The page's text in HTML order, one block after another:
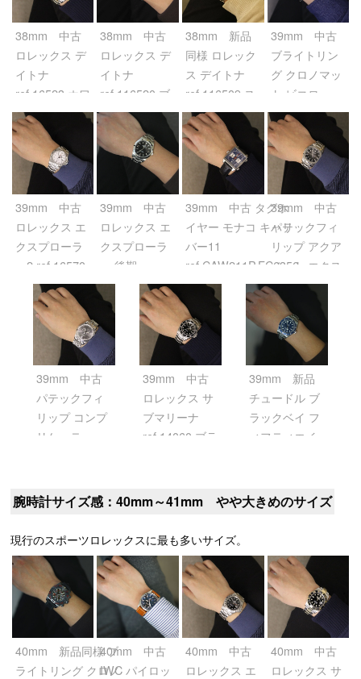
38mm 中古
ロレックス デ
イトナ
ref.16523 ホワ
イト
38mm 中古
ロレックス デ
イトナ
ref.116520 ブ
ラック
38mm 新品
同様 ロレック
ス デイトナ
ref.116509 ス
チール
39mm 中古
ブライトリン
グ クロノマッ
ト ビコロ
ref.B13050.1
ブルー
39mm 中古
ロレックス エ
クスプローラ
ー2 ref.16570
ホワイト
39mm 中古
ロレックス エ
クスプローラ
ー 後期
ref.214270 ブ
ラック
39mm 中古 タグホ
イヤー モナコ キャリ
バー11
ref.CAW211P.FC6356
ブルー
39mm 中古
パテックフィ
リップ アクア
ノート エクス
トララージ
ref.5167/1A-
001 ブラッ
ク・エンボス
39mm 中古
パテックフィ
リップ コンプ
リケーテッ
レンダー
ref.5146/1G-
010 グレー
39mm 中古
ロレックス サ
ブマリーナ
ref.14060 ブラ
39mm 新品
チュードル ブ
ラックベイ フ
ィフティエイ
腕時計サイズ感：40mm～41mm やや大きめのサイズ
現行のスポーツロレックスに最も多いサイズ。
40mm 新品同様 ブ
ライトリング クロノ
40mm 中古
IWC パイロッ
40mm 中古
ロレックス エ
40mm 中古
ロレックス サ